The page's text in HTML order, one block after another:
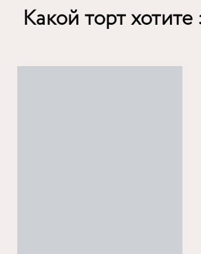
Какой торт хотите